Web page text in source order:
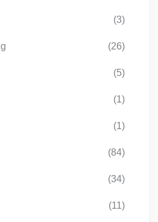
(3)
(26)
(5)
(1)
(1)
(84)
(34)
(11)